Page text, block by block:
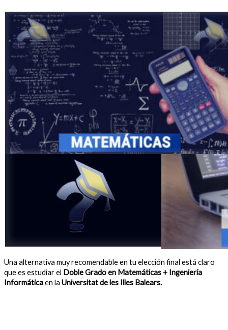
Una alternativa muy recomendable en tu elección final está claro
que es estudiar el Doble Grado en Matemáticas + Ingeniería
Informáticaen la Universitat de les Illes Balears.